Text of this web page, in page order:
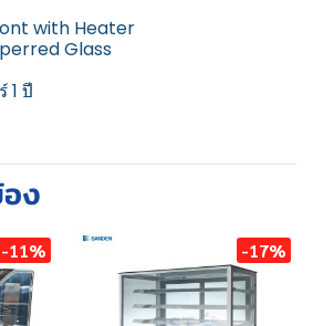
with Heater
Glass
1 ปี
ง
-11% -17%